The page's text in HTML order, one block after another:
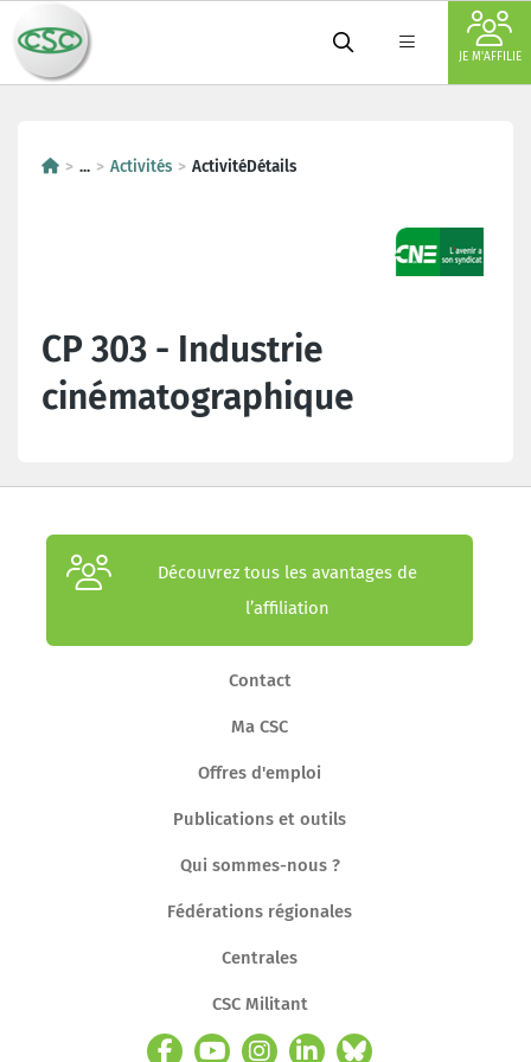
JE M'AFFILIE
... Activités ActivitéDétails
CP 303 - Industrie
cinématographique
Découvrez tous les avantages de
l’affiliation
Contact
Ma CSC
Offres d'emploi
Publications et outils
Qui sommes-nous ?
Fédérations régionales
Centrales
CSC Militant